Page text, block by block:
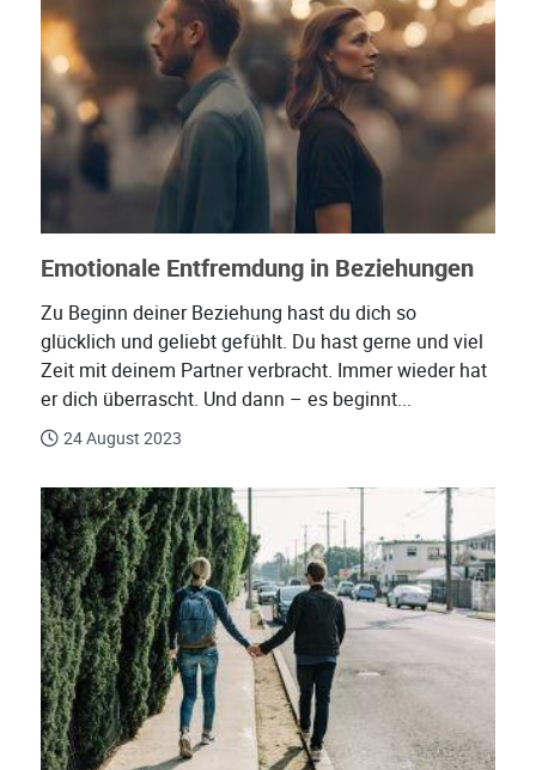
Emotionale Entfremdung in Beziehungen
Zu Beginn deiner Beziehung hast du dich so
glücklich und geliebt gefühlt. Du hast gerne und viel
Zeit mit deinem Partner verbracht. Immer wieder hat
er dich überrascht. Und dann – es beginnt...
24 August 2023